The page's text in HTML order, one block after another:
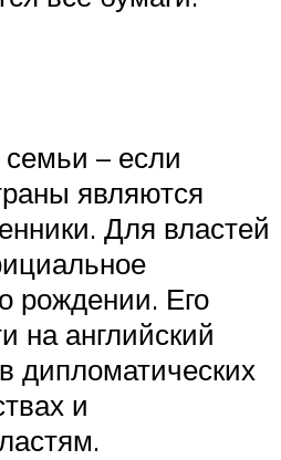
– если
являются
Для властей
рождении. Его
на английский
дипломатических
и